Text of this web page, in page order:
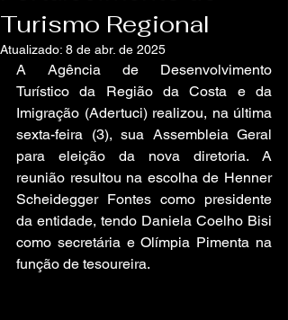
Turismo Regional
Atualizado: 8 de abr. de 2025
A Agência de Desenvolvimento
Turístico da Região da Costa e da
Imigração (Adertuci) realizou, na última
sexta-feira (3), sua Assembleia Geral
para eleição da nova diretoria. A
reunião resultou na escolha de Henner
Scheidegger Fontes como presidente
da entidade, tendo Daniela Coelho Bisi
como secretária e Olímpia Pimenta na
função de tesoureira.